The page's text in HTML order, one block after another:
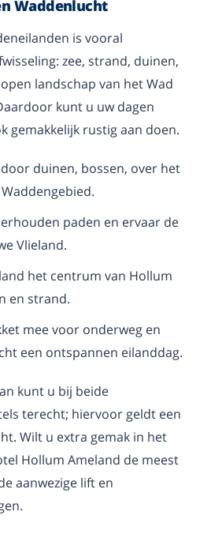
Waddenlucht
is vooral
zee, strand, duinen,
landschap van het Wad
kunt u uw dagen
gemakkelijk rustig aan doen.
duinen, bossen, over het
paden en ervaar de
Vlieland.
het centrum van Hollum
en strand.
mee voor onderweg en
een ontspannen eilanddag.
kunt u bij beide
terecht; hiervoor geldt een
Wilt u extra gemak in het
Hollum Ameland de meest
aanwezige lift en